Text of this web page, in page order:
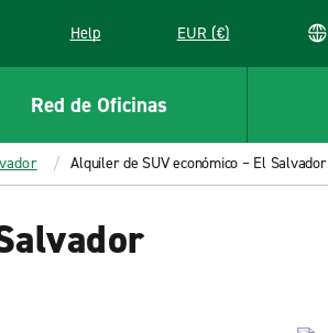
a new window
Help EUR (€)
Red de Oficinas
Alquiler de SUV económico – El Salvador